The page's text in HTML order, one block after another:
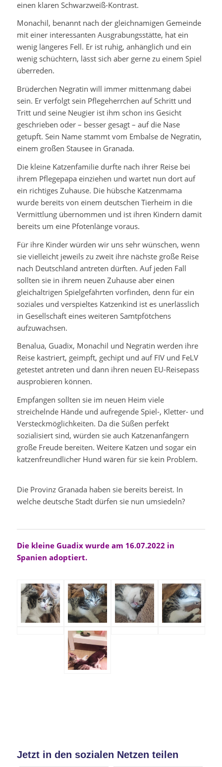
einen klaren Schwarzweiß-Kontrast.
Monachil, benannt nach der gleichnamigen Gemeinde
mit einer interessanten Ausgrabungsstätte, hat ein
wenig längeres Fell. Er ist ruhig, anhänglich und ein
wenig schüchtern, lässt sich aber gerne zu einem Spiel
überreden.
Brüderchen Negratin will immer mittenmang dabei
sein. Er verfolgt sein Pflegeherrchen auf Schritt und
Tritt und seine Neugier ist ihm schon ins Gesicht
geschrieben oder – besser gesagt – auf die Nase
getupft. Sein Name stammt vom Embalse de Negratin,
einem großen Stausee in Granada.
Die kleine Katzenfamilie durfte nach ihrer Reise bei
ihrem Pflegepapa einziehen und wartet nun dort auf
ein richtiges Zuhause. Die hübsche Katzenmama
wurde bereits von einem deutschen Tierheim in die
Vermittlung übernommen und ist ihren Kindern damit
bereits um eine Pfotenlänge voraus.
Für ihre Kinder würden wir uns sehr wünschen, wenn
sie vielleicht jeweils zu zweit ihre nächste große Reise
nach Deutschland antreten dürften. Auf jeden Fall
sollten sie in ihrem neuen Zuhause aber einen
gleichaltrigen Spielgefährten vorfinden, denn für ein
soziales und verspieltes Katzenkind ist es unerlässlich
in Gesellschaft eines weiteren Samtpfötchens
aufzuwachsen.
Benalua, Guadix, Monachil und Negratin werden ihre
Reise kastriert, geimpft, gechipt und auf FIV und FeLV
getestet antreten und dann ihren neuen EU-Reisepass
ausprobieren können.
Empfangen sollten sie im neuen Heim viele
streichelnde Hände und aufregende Spiel-, Kletter- und
Versteckmöglichkeiten. Da die Süßen perfekt
sozialisiert sind, würden sie auch Katzenanfängern
große Freude bereiten. Weitere Katzen und sogar ein
katzenfreundlicher Hund wären für sie kein Problem.
Die Provinz Granada haben sie bereits bereist. In
welche deutsche Stadt dürfen sie nun umsiedeln?
Die kleine Guadix wurde am 16.07.2022 in
Spanien adoptiert.
Jetzt in den sozialen Netzen teilen